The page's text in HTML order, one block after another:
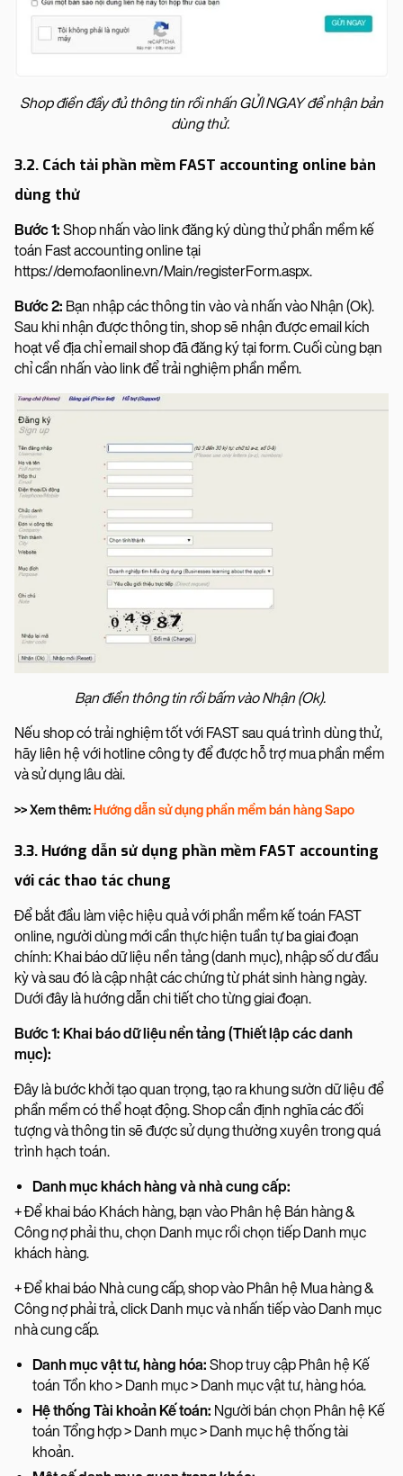
Shop điền đầy đủ thông tin rồi nhấn GỬI NGAY để nhận bản
dùng thử.
3.2. Cách tải phần mềm FAST accounting online bản
dùng thử
Bước 1: Shop nhấn vào link đăng ký dùng thử phần mềm kế
toán Fast accounting online tại
https://demo.faonline.vn/Main/registerForm.aspx.
Bước 2: Bạn nhập các thông tin vào và nhấn vào Nhận (Ok).
Sau khi nhận được thông tin, shop sẽ nhận được email kích
hoạt về địa chỉ email shop đã đăng ký tại form. Cuối cùng bạn
chỉ cần nhấn vào link để trải nghiệm phần mềm.
Bạn điền thông tin rồi bấm vào Nhận (Ok).
Nếu shop có trải nghiệm tốt với FAST sau quá trình dùng thử,
hãy liên hệ với hotline công ty để được hỗ trợ mua phần mềm
và sử dụng lâu dài.
>> Xem thêm: Hướng dẫn sử dụng phần mềm bán hàng Sapo
3.3. Hướng dẫn sử dụng phần mềm FAST accounting
với các thao tác chung
Để bắt đầu làm việc hiệu quả với phần mềm kế toán FAST
online, người dùng mới cần thực hiện tuần tự ba giai đoạn
chính: Khai báo dữ liệu nền tảng (danh mục), nhập số dư đầu
kỳ và sau đó là cập nhật các chứng từ phát sinh hàng ngày.
Dưới đây là hướng dẫn chi tiết cho từng giai đoạn.
Bước 1: Khai báo dữ liệu nền tảng (Thiết lập các danh
mục):
Đây là bước khởi tạo quan trọng, tạo ra khung sườn dữ liệu để
phần mềm có thể hoạt động. Shop cần định nghĩa các đối
tượng và thông tin sẽ được sử dụng thường xuyên trong quá
trình hạch toán.
Danh mục khách hàng và nhà cung cấp:
+ Để khai báo Khách hàng, bạn vào Phân hệ Bán hàng &
Công nợ phải thu, chọn Danh mục rồi chọn tiếp Danh mục
khách hàng.
+ Để khai báo Nhà cung cấp, shop vào Phân hệ Mua hàng &
Công nợ phải trả, click Danh mục và nhấn tiếp vào Danh mục
nhà cung cấp.
Danh mục vật tư, hàng hóa: Shop truy cập Phân hệ Kế
toán Tồn kho > Danh mục > Danh mục vật tư, hàng hóa.
Hệ thống Tài khoản Kế toán: Người bán chọn Phân hệ Kế
toán Tổng hợp > Danh mục > Danh mục hệ thống tài
khoản.